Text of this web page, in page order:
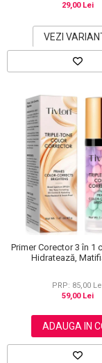
29,00 Lei
VEZI
Primer Corector 3 în 1
Hidratează,
PRP: 85,00
59,00 Lei
ADAUGA IN